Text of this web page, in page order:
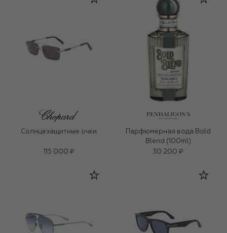
Солнцезащитные очки
115 000 ₽
Парфюмерная вода Bold
Blend (100ml)
30 200 ₽